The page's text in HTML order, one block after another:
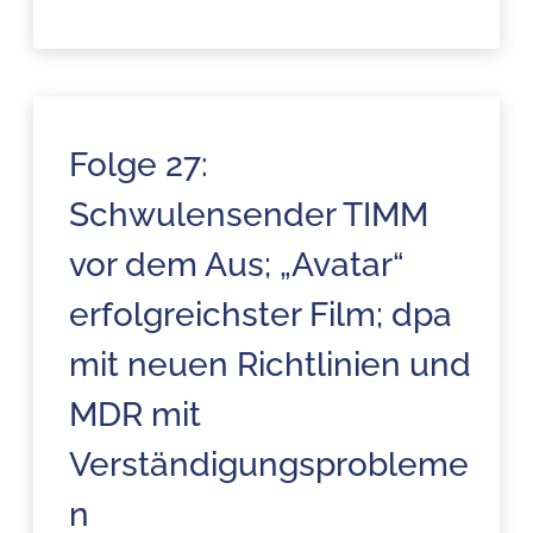
Folge 27:
Schwulensender TIMM
vor dem Aus; „Avatar“
erfolgreichster Film; dpa
mit neuen Richtlinien und
MDR mit
Verständigungsprobleme
n